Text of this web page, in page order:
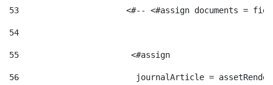
53
<#-- <#assign documents =
54
55
                       <#assign
56
journalArticle =